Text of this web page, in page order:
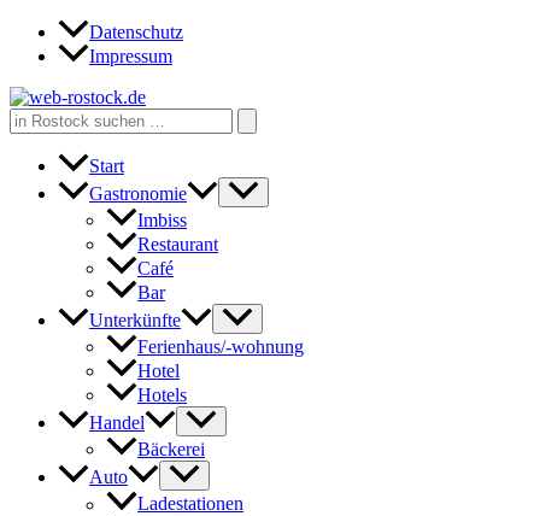
Zum
Inhalt
Datenschutz
Impressum
Search
for:
Start
Gastronomie
Imbiss
Restaurant
Café
Bar
Unterkünfte
Ferienhaus/-wohnung
Hotel
Hotels
Handel
Bäckerei
Auto
Ladestationen